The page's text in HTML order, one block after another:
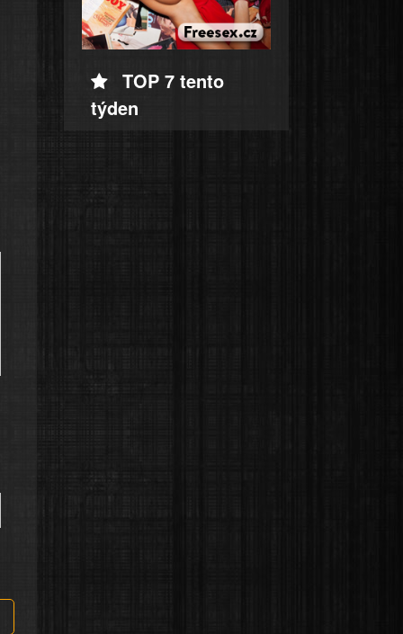
TOP 7 tento
týden